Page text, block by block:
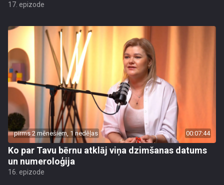
17. epizode
pirms 2 mēnešiem, 1 nedēļas 00:07:44
Ko par Tavu bērnu atklāj viņa dzimšanas datums
un numeroloģija
16. epizode